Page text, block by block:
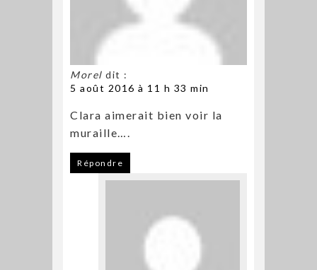
Morel dit :
5 août 2016 à 11 h 33 min
Clara aimerait bien voir la
muraille….
Répondre